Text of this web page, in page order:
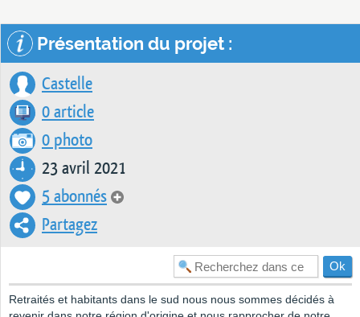
Présentation du projet :
Castelle
0 article
0 photo
23 avril 2021
5 abonnés
Partagez
Retraités et habitants dans le sud nous nous sommes décidés à